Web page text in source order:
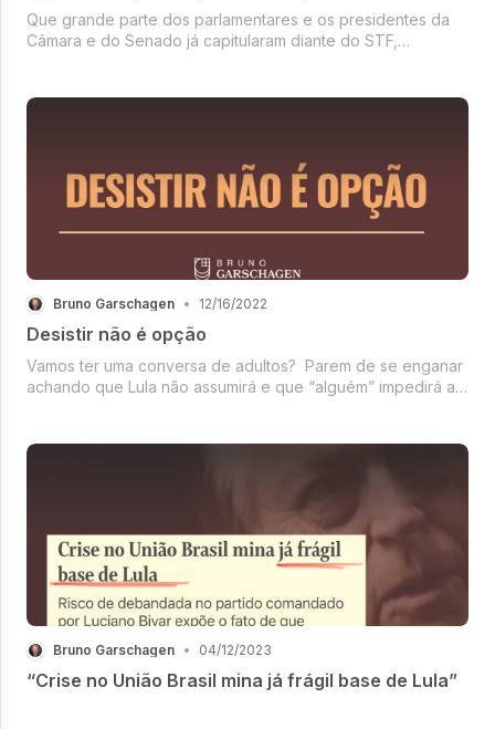
Que grande parte dos parlamentares e os presidentes da
Câmara e do Senado já capitularam diante do STF,
Bruno Garschagen • 12/16/2022
Desistir não é opção
Vamos ter uma conversa de adultos? Parem de se enganar
achando que Lula não assumirá e que “alguém” impedirá a
derrotista beneficia L...
Bruno Garschagen • 04/12/2023
“Crise no União Brasil mina já frágil base de Lula”